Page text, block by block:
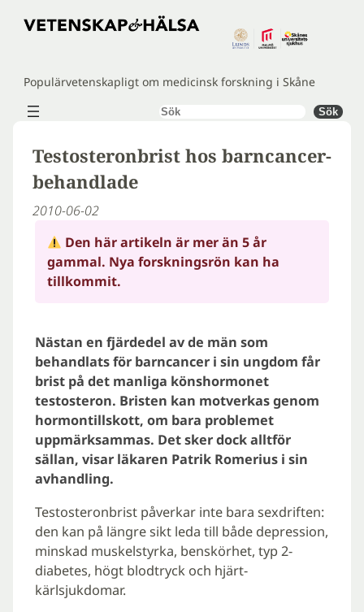
Hoppa
Populärvetenskapligt om medicinsk forskning i Skåne
Sök Sök
Testosteronbrist hos barncancer-
behandlade
2010-06-02
Den här artikeln är mer än 5 år
gammal. Nya forskningsrön kan ha
tillkommit.
Nästan en fjärdedel av de män som
behandlats för barncancer i sin ungdom får
brist på det manliga könshormonet
testosteron. Bristen kan motverkas genom
hormontillskott, om bara problemet
uppmärksammas. Det sker dock alltför
sällan, visar läkaren Patrik Romerius i sin
avhandling.
Testosteronbrist påverkar inte bara sexdriften:
den kan på längre sikt leda till både depression,
minskad muskelstyrka, benskörhet, typ 2-
diabetes, högt blodtryck och hjärt-
kärlsjukdomar.